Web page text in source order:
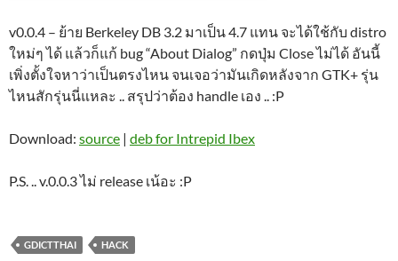
v0.0.4 – ย้าย Berkeley DB 3.2 มาเป็น 4.7 แทน จะได้ใช้กับ distro
ใหม่ๆ ได้ แล้วก็แก้ bug “About Dialog” กดปุ่ม Close ไม่ได้ อันนี้
เพิ่งตั้งใจหาว่าเป็นตรงไหน จนเจอว่ามันเกิดหลังจาก GTK+ รุ่น
ไหนสักรุ่นนี่แหละ .. สรุปว่าต้อง handle เอง .. :P
Download: source | deb for Intrepid Ibex
P.S. .. v.0.0.3 ไม่ release เน้อะ :P
GDICTTHAI HACK